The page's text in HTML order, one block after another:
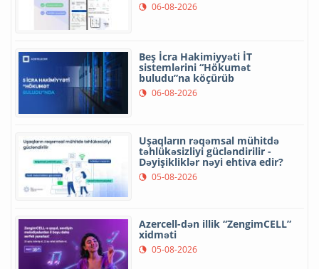
06-08-2026
Beş İcra Hakimiyyəti İT
sistemlərini “Hökumət
buludu”na köçürüb
06-08-2026
Uşaqların rəqəmsal mühitdə
təhlükəsizliyi gücləndirilir -
Dəyişikliklər nəyi ehtiva edir?
05-08-2026
Azercell-dən illik “ZengimCELL”
xidməti
05-08-2026